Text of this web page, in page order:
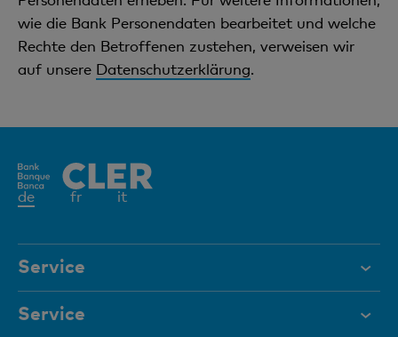
wie die Bank Personendaten bearbeitet und welche
Rechte den Betroffenen zustehen, verweisen wir
auf unsere Datenschutzerklärung.
deAktives
fr it
Service
Hilfe & Kontakt
Service